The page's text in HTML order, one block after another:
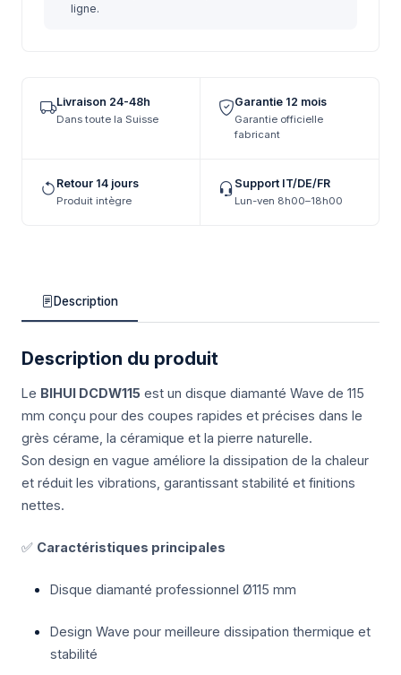
ligne.
Livraison 24-48h
Dans toute la Suisse
Garantie 12 mois
Garantie officielle
fabricant
Retour 14 jours
Produit intègre
Support IT/DE/FR
Lun-ven 8h00–18h00
Description
Description du produit
Le BIHUI DCDW115 est un disque diamanté Wave de 115
mm conçu pour des coupes rapides et précises dans le
grès cérame, la céramique et la pierre naturelle.
Son design en vague améliore la dissipation de la chaleur
et réduit les vibrations, garantissant stabilité et finitions
nettes.
✅ Caractéristiques principales
Disque diamanté professionnel Ø115 mm
Design Wave pour meilleure dissipation thermique et
stabilité